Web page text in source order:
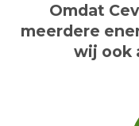
Omdat
meerdere
wij ook